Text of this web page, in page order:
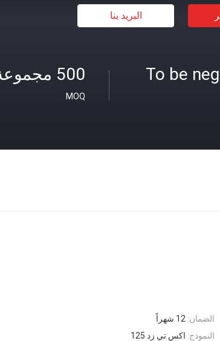
البريد بنا
500 مجموعة
MOQ
To be
الضمان: 12 شهراً
النموذج: اكس تي زد 125